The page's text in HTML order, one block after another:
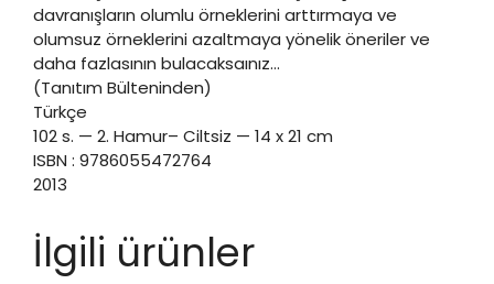
davranışların olumlu örneklerini arttırmaya ve
olumsuz örneklerini azaltmaya yönelik öneriler ve
daha fazlasının bulacaksaınız…
(Tanıtım Bülteninden)
Türkçe
102 s. — 2. Hamur– Ciltsiz — 14 x 21 cm
ISBN : 9786055472764
2013
İlgili ürünler